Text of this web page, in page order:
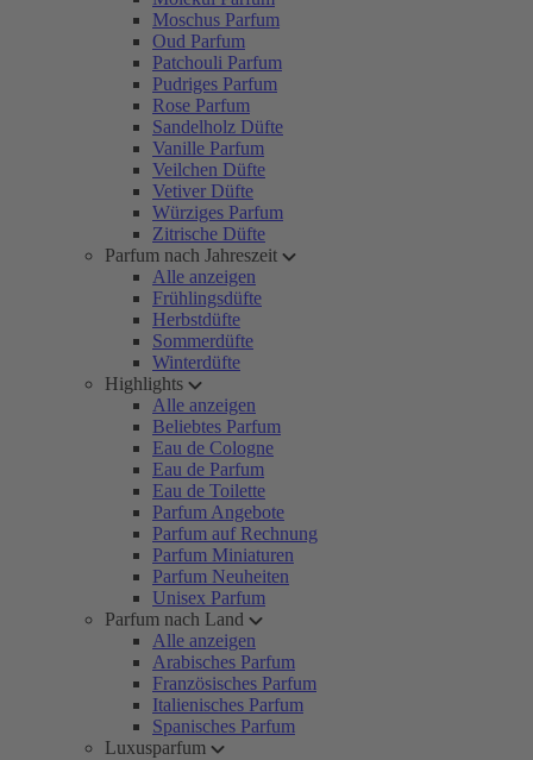
Moschus Parfum
Oud Parfum
Patchouli Parfum
Pudriges Parfum
Rose Parfum
Sandelholz Düfte
Vanille Parfum
Veilchen Düfte
Vetiver Düfte
Würziges Parfum
Zitrische Düfte
Parfum nach Jahreszeit
Alle anzeigen
Frühlingsdüfte
Herbstdüfte
Sommerdüfte
Winterdüfte
Highlights
Alle anzeigen
Beliebtes Parfum
Eau de Cologne
Eau de Parfum
Eau de Toilette
Parfum Angebote
Parfum auf Rechnung
Parfum Miniaturen
Parfum Neuheiten
Unisex Parfum
Parfum nach Land
Alle anzeigen
Arabisches Parfum
Französisches Parfum
Italienisches Parfum
Spanisches Parfum
Luxusparfum